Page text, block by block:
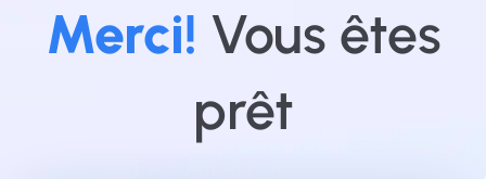
Merci! Vous êtes
prêt